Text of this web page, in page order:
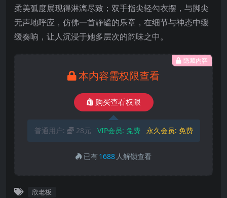
柔美弧度展现得淋漓尽致；双手指尖轻勾衣摆，与脚尖
无声地呼应，仿佛一首静谧的乐章，在细节与神态中缓
缓奏响，让人沉浸于她多层次的韵味之中。
隐藏内容
本内容需权限查看
购买查看权限
普通用户: 28元 VIP会员: 免费 永久会员: 免费
已有1688 人解锁查看
欣老板